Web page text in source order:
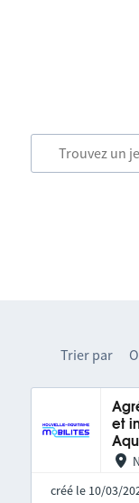
Trier par
et
créé le 10/03/